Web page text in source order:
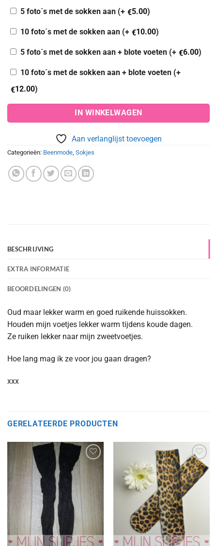
5 foto´s met de sokken aan (+ €5.00)
10 foto´s met de sokken aan (+ €10.00)
5 foto´s met de sokken aan + blote voeten (+ €6.00)
10 foto´s met de sokken aan + blote voeten (+
€12.00)
IN WINKELWAGEN
Aan verlanglijst toevoegen
Categorieën: Beenmode Sokjes
BESCHRIJVING
EXTRA INFORMATIE
BEOORDELINGEN (0)
Oud maar lekker warm en goed ruikende huissokken.
Houden mijn voetjes lekker warm tijdens koude dagen.
Ze ruiken lekker naar mijn zweetvoetjes.
Hoe lang mag ik ze voor jou gaan dragen?
xxx
GERELATEERDE PRODUCTEN
Aan
verlanglijst
toevoegen
Aan
verlanglijst
toevoegen